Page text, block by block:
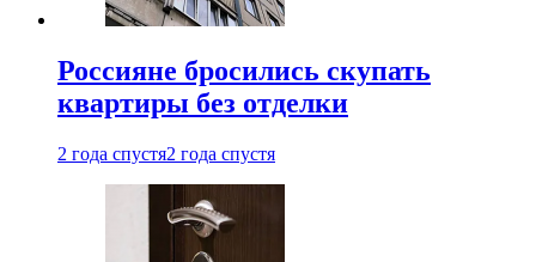
Россияне бросились скупать
квартиры без отделки
2 года спустя2 года спустя